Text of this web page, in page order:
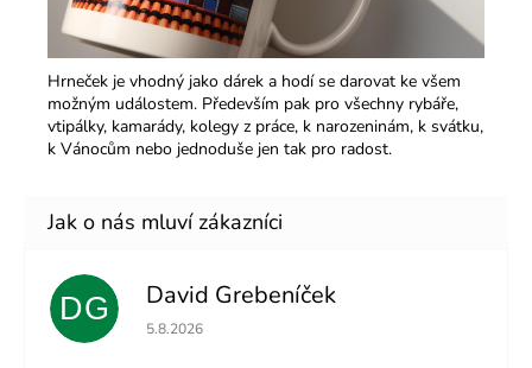
Hrneček je vhodný jako dárek a hodí se darovat ke všem
možným událostem. Především pak pro všechny rybáře,
vtipálky, kamarády, kolegy z práce, k narozeninám, k svátku,
k Vánocům nebo jednoduše jen tak pro radost.
DG David Grebeníček
Hodnocení obchodu je 5 z 5 hvězdiček.
5.8.2026